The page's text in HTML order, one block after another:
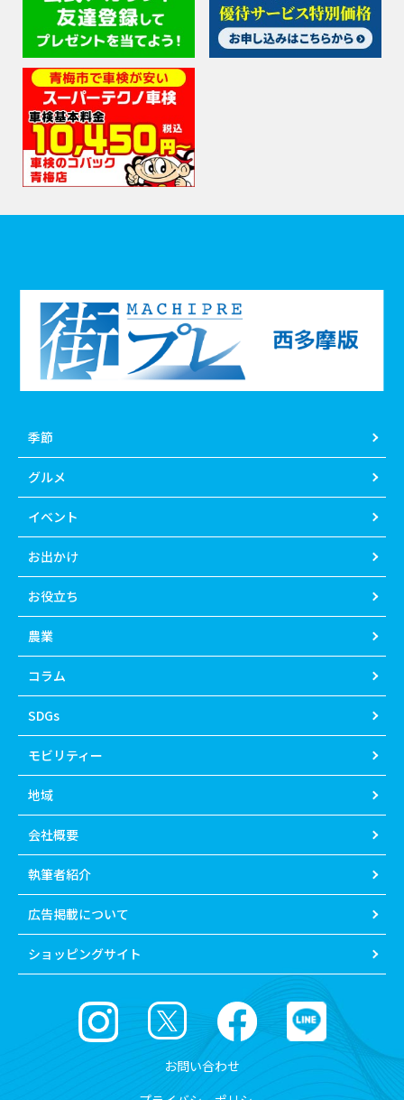
季節
グルメ
イベント
お出かけ
お役立ち
農業
コラム
SDGs
モビリティー
地域
会社概要
執筆者紹介
広告掲載について
ショッピングサイト
お問い合わせ